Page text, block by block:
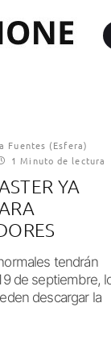
Fuentes (Esfera)
1 Minuto de lectura
YA
tendrán
de septiembre,
descargar la